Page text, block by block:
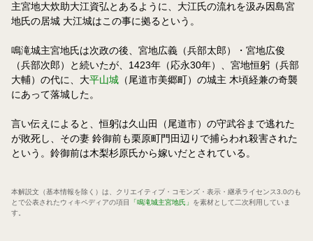
主宮地大炊助大江資弘とあるように、大江氏の流れを汲み因島宮
地氏の居城 大江城はこの事に拠るという。
鳴滝城主宮地氏は次政の後、宮地広義（兵部太郎）・宮地広俊
（兵部次郎）と続いたが、1423年（応永30年）、宮地恒躬（兵部
大輔）の代に、大平山城 （尾道市美郷町）の城主 木頃経兼の奇襲
にあって落城した。
言い伝えによると、恒躬は久山田（尾道市）の守武谷まで逃れた
が敗死し、その妻 鈴御前も栗原町門田辺りで捕らわれ殺害された
という。鈴御前は木梨杉原氏から嫁いだとされている。
本解説文（基本情報を除く）は、 クリエイティブ・コモンズ・表示・継承ライセンス3.0のも
とで公表されたウィキペディアの項目
「鳴滝城主宮地氏」 を素材として二次利用していま
す。